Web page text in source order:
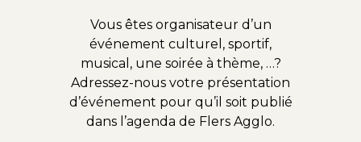
Vous êtes organisateur d’un
événement culturel, sportif,
musical, une soirée à thème, …?
Adressez-nous votre présentation
d’événement pour qu’il soit publié
dans l’agenda de Flers Agglo.